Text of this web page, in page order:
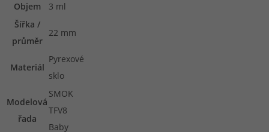
Objem
3 ml
Šířka /
průměr
22 mm
Materiál
Pyrexové
sklo
Modelová
řada
SMOK
TFV8
Baby